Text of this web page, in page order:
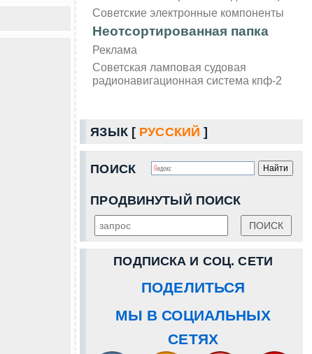
Советские электронные компоненты
Неотсортированная папка
Реклама
Советская ламповая судовая
радионавигационная система кпф-2
ЯЗЫК [ РУССКИЙ ]
ПОИСК
ПРОДВИНУТЫЙ ПОИСК
ПОДПИСКА И СОЦ. СЕТИ
ПОДЕЛИТЬСЯ
МЫ В СОЦИАЛЬНЫХ
СЕТЯХ